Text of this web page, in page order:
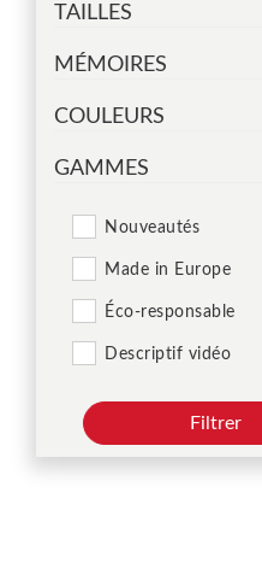
TAILLES
MÉMOIRES
COULEURS
GAMMES
Nouveautés
Made in Europe
Éco-responsable
Descriptif vidéo
Filtrer